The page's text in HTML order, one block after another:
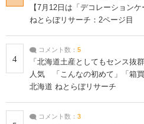
【7月12日は「デコレーション
ねとらぼリサーチ：2ページ目
4
コメント数： 5
「北海道土産としてもセンス抜
人気 「こんなの初めて」「箱
北海道 ねとらぼリサーチ
コメント数： 3